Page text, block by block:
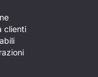
clienti